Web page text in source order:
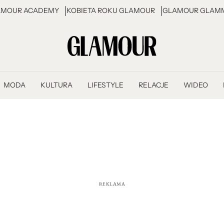
ACADEMY KOBIETA ROKU GLAMOUR GLAMOUR
MODA KULTURA LIFESTYLE RELACJE WIDEO